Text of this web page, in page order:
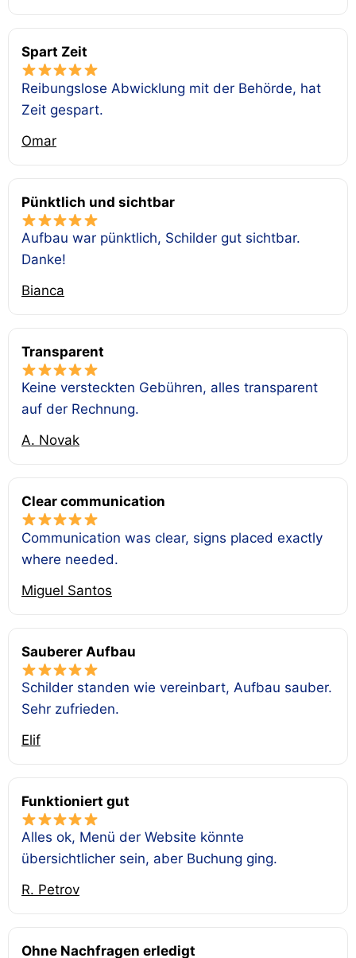
Spart Zeit
Reibungslose Abwicklung mit der Behörde, hat
Zeit gespart.
Omar
Pünktlich und sichtbar
Aufbau war pünktlich, Schilder gut sichtbar.
Danke!
Bianca
Transparent
Keine versteckten Gebühren, alles transparent
auf der Rechnung.
A. Novak
Clear communication
Communication was clear, signs placed exactly
where needed.
Miguel Santos
Sauberer Aufbau
Schilder standen wie vereinbart, Aufbau sauber.
Sehr zufrieden.
Elif
Funktioniert gut
Alles ok, Menü der Website könnte
übersichtlicher sein, aber Buchung ging.
R. Petrov
Ohne Nachfragen erledigt